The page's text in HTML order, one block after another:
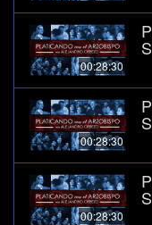
00:28:30
00:28:30
00:28:30